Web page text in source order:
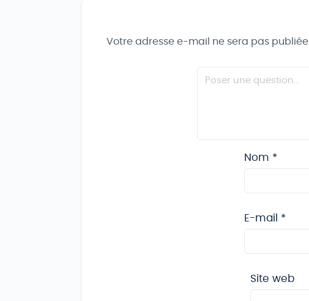
Votre adresse e-mail ne sera pas publiée.
Nom *
E-mail *
Site web